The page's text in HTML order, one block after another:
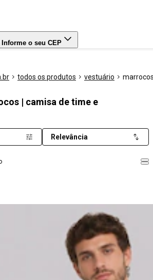
Informe o seu CEP
todos os produtos vestuário
| camisa de time e
Relevância